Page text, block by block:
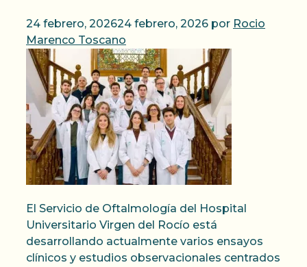
24 febrero, 202624 febrero, 2026 por Rocio
Marenco Toscano
El Servicio de Oftalmología del Hospital
Universitario Virgen del Rocío está
desarrollando actualmente varios ensayos
clínicos y estudios observacionales centrados